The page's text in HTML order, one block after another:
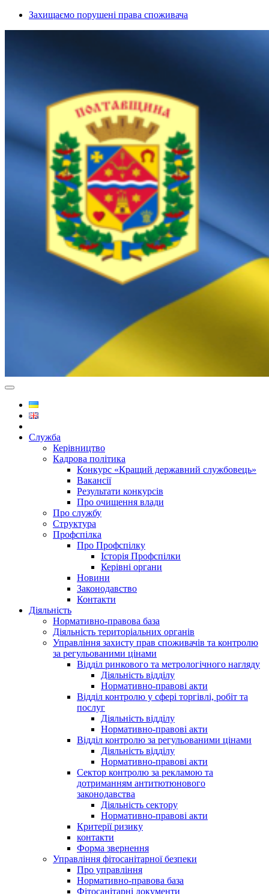
Захищаємо порушені права споживача
Служба
Керівництво
Кадрова політика
Конкурс «Кращий державний службовець»
Вакансії
Результати конкурсів
Про очищення влади
Про службу
Структура
Профспілка
Про Профспілку
Історія Профспілки
Керівні органи
Новини
Законодавство
Контакти
Діяльність
Нормативно-правова база
Діяльність територіальних органів
Управління захисту прав споживачів та контролю
за регульованими цінами
Відділ ринкового та метрологічного нагляду
Діяльність відділу
Нормативно-правові акти
Відділ контролю у сфері торгівлі, робіт та
послуг
Діяльність відділу
Нормативно-правові акти
Відділ контролю за регульованими цінами
Діяльність відділу
Нормативно-правові акти
Сектор контролю за рекламою та
дотриманням антитютюнового
законодавства
Діяльність сектору
Нормативно-правові акти
Критерії ризику
контакти
Форма звернення
Управління фітосанітарної безпеки
Про управління
Нормативно-правова база
Фітосанітарні документи